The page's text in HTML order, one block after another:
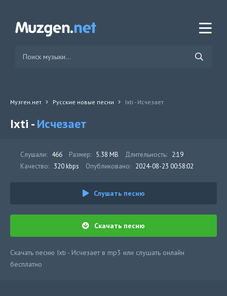
Музген.нет Русские новые песни Ixti - Исчезает
Ixti -Исчезает
Слушали: 466 Размер: 5.38 MB Длительность: 2:19
Качество: 320 kbps Опубликовано: 2024-08-23 00:58:02
Слушать песню
Скачать песню
Скачать песню Ixti - Исчезает в mp3 или слушать онлайн
бесплатно